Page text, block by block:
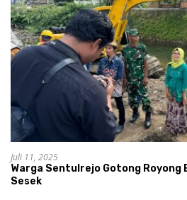
Juli 11, 2025
Warga Sentulrejo Gotong Royong
Sesek